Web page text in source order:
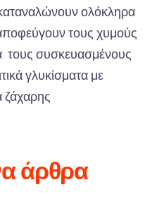
ολόκληρα
τους χυμούς
τους συσκευασμένους
γλυκίσματα με
ζάχαρης
άρθρα